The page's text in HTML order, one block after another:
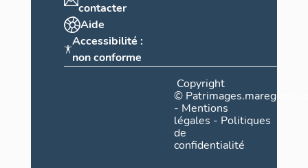
contacter
Aide
Accessibilité :
non conforme
Copyright
©
- Mentions
légales - Politiques
de
confidentialité